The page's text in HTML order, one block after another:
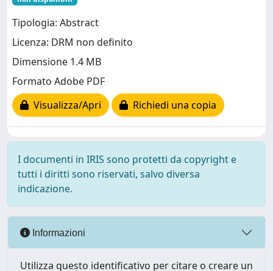
Tipologia: Abstract
Licenza: DRM non definito
Dimensione 1.4 MB
Formato Adobe PDF
Visualizza/Apri
Richiedi una copia
I documenti in IRIS sono protetti da copyright e
tutti i diritti sono riservati, salvo diversa
indicazione.
Informazioni
Utilizza questo identificativo per citare o creare un